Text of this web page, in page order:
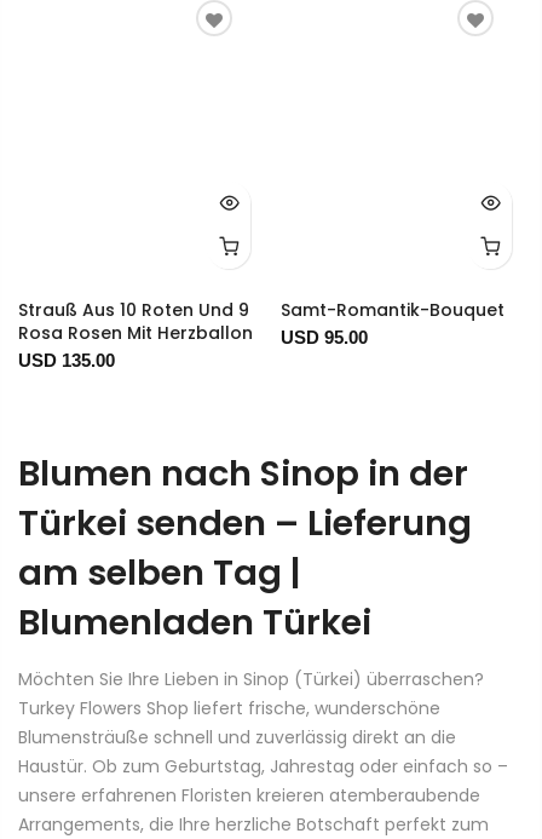
Strauß Aus 10 Roten Und 9
Rosa Rosen Mit Herzballon
USD 135.00
Samt-Romantik-Bouquet
USD 95.00
Blumen nach Sinop in der
Türkei senden – Lieferung
am selben Tag |
Blumenladen Türkei
Möchten Sie Ihre Lieben in Sinop (Türkei) überraschen?
Turkey Flowers Shop liefert frische, wunderschöne
Blumensträuße schnell und zuverlässig direkt an die
Haustür. Ob zum Geburtstag, Jahrestag oder einfach so –
unsere erfahrenen Floristen kreieren atemberaubende
Arrangements, die Ihre herzliche Botschaft perfekt zum